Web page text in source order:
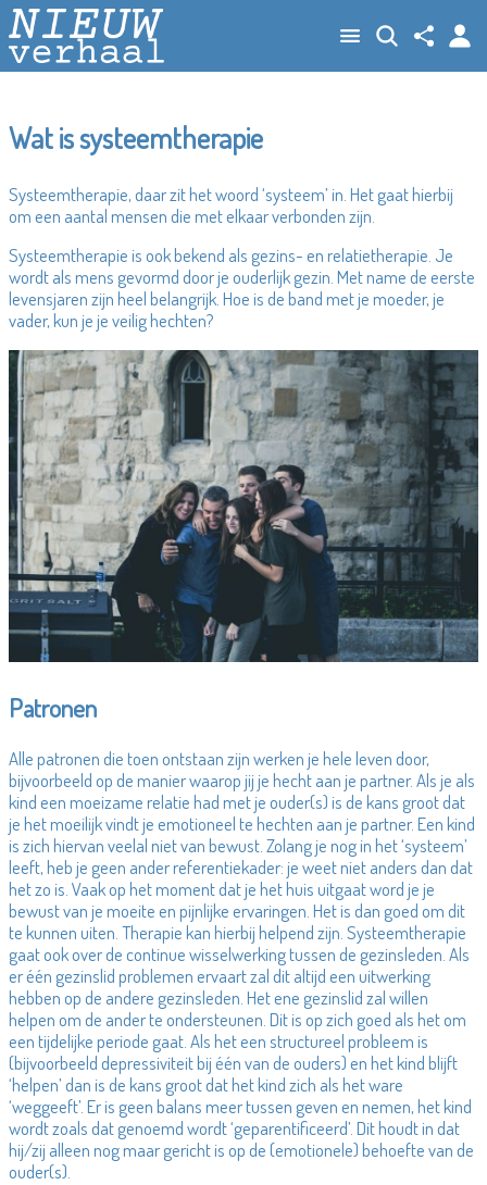
Wat is systeemtherapie
Systeemtherapie, daar zit het woord ‘systeem’ in. Het gaat hierbij
om een aantal mensen die met elkaar verbonden zijn.
Systeemtherapie is ook bekend als gezins- en relatietherapie. Je
wordt als mens gevormd door je ouderlijk gezin. Met name de eerste
levensjaren zijn heel belangrijk. Hoe is de band met je moeder, je
vader, kun je je veilig hechten?
Patronen
Alle patronen die toen ontstaan zijn werken je hele leven door,
bijvoorbeeld op de manier waarop jij je hecht aan je partner. Als je als
kind een moeizame relatie had met je ouder(s) is de kans groot dat
je het moeilijk vindt je emotioneel te hechten aan je partner. Een kind
is zich hiervan veelal niet van bewust. Zolang je nog in het ‘systeem’
leeft, heb je geen ander referentiekader: je weet niet anders dan dat
het zo is. Vaak op het moment dat je het huis uitgaat word je je
bewust van je moeite en pijnlijke ervaringen. Het is dan goed om dit
te kunnen uiten. Therapie kan hierbij helpend zijn. Systeemtherapie
gaat ook over de continue wisselwerking tussen de gezinsleden. Als
er één gezinslid problemen ervaart zal dit altijd een uitwerking
hebben op de andere gezinsleden. Het ene gezinslid zal willen
helpen om de ander te ondersteunen. Dit is op zich goed als het om
een tijdelijke periode gaat. Als het een structureel probleem is
(bijvoorbeeld depressiviteit bij één van de ouders) en het kind blijft
‘helpen’ dan is de kans groot dat het kind zich als het ware
‘weggeeft’. Er is geen balans meer tussen geven en nemen, het kind
wordt zoals dat genoemd wordt ‘geparentificeerd’. Dit houdt in dat
hij/zij alleen nog maar gericht is op de (emotionele) behoefte van de
ouder(s).